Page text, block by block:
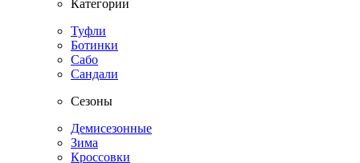
Категории
Туфли
Ботинки
Сабо
Сандали
Сезоны
Демисезонные
Зима
Кроссовки